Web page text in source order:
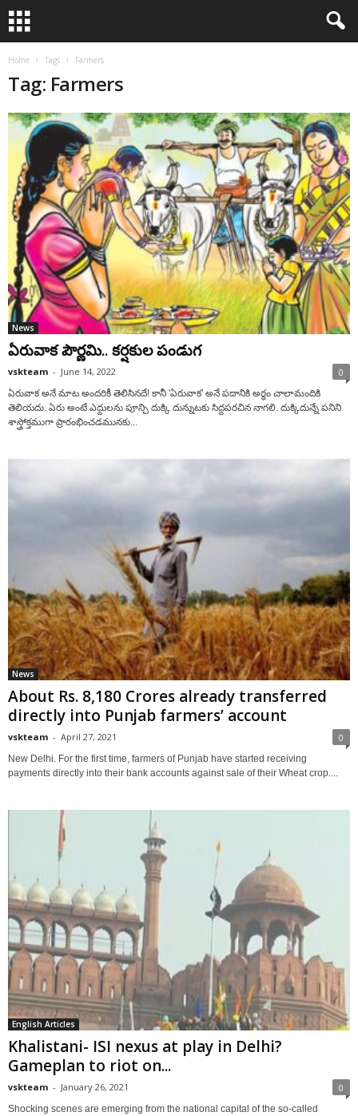
Home Tags Farmers
Tag: Farmers
News
ఏరువాక పౌర్ణ‌మి.. క‌ర్ష‌కుల పండుగ
vskteam - June 14, 2022 0
ఏరువాక అనే మాట అందరికీ తెలిసినదే! కానీ 'ఏరువాక' అనే పదానికి అర్ధం చాలామందికి
తెలియదు. ఏరు అంటే ఎద్దులను పూన్చి దుక్కి దున్నుటకు సిద్దపరచిన నాగలి. దుక్కిదున్నే పనిని
శాస్త్రోక్తముగా ప్రారంభించడమునకు...
News
About Rs. 8,180 Crores already transferred
directly into Punjab farmers’ account
vskteam - April 27, 2021 0
New Delhi. For the first time, farmers of Punjab have started receiving
payments directly into their bank accounts against sale of their Wheat crop....
English Articles
Khalistani- ISI nexus at play in Delhi?
Gameplan to riot on...
vskteam - January 26, 2021 0
Shocking scenes are emerging from the national capital of the so-called